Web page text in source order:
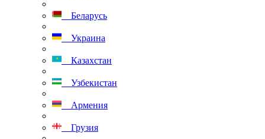
Беларусь
Украина
Казахстан
Узбекистан
Армения
Грузия